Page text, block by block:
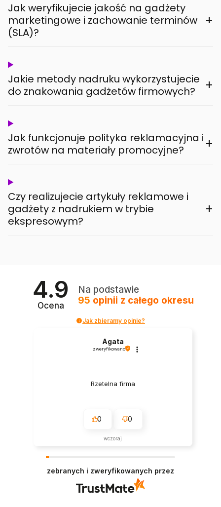
Jak weryfikujecie jakość na gadżety
marketingowe i zachowanie terminów
(SLA)?
+
Jakie metody nadruku wykorzystujecie
do znakowania gadżetów firmowych?
+
Jak funkcjonuje polityka reklamacyjna i
zwrotów na materiały promocyjne?
+
Czy realizujecie artykuły reklamowe i
gadżety z nadrukiem w trybie
ekspresowym?
+
4.9
Ocena
Na podstawie
95 opinii z całego okresu
Jak zbieramy opinie?
Agata
zweryfikowano
Rzetelna firma
0 0
wczoraj
zebranych i zweryfikowanych przez